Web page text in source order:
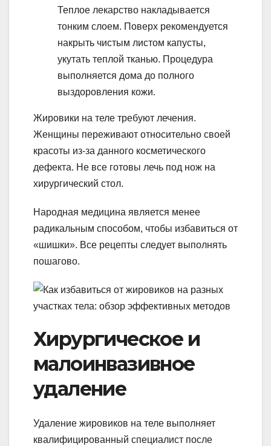
Теплое лекарство накладывается
тонким слоем. Поверх рекомендуется
накрыть чистым листом капусты,
укутать теплой тканью. Процедура
выполняется дома до полного
выздоровления кожи.
Жировики на теле требуют лечения.
Женщины переживают относительно своей
красоты из-за данного косметического
дефекта. Не все готовы лечь под нож на
хирургический стол.
Народная медицина является менее
радикальным способом, чтобы избавиться от
«шишки». Все рецепты следует выполнять
пошагово.
Хирургическое и
малоинвазивное
удаление
Удаление жировиков на теле выполняет
квалифицированный специалист после